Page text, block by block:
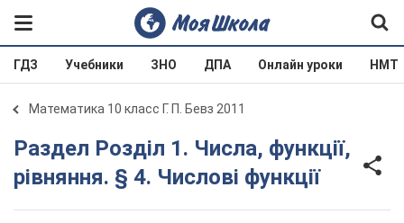
ГДЗ Учебники ЗНО ДПА Онлайн уроки НМТ
Математика 10 класс Г. П. Бевз 2011
Раздел Розділ 1. Числа, функції,
рівняння. § 4. Числові функції